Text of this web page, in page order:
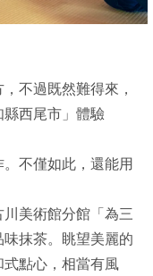
不過既然難得來，
縣西尾市」體驗
不僅如此，還能用
美術館分館「為三
抹茶。眺望美麗的
式點心，相當有風